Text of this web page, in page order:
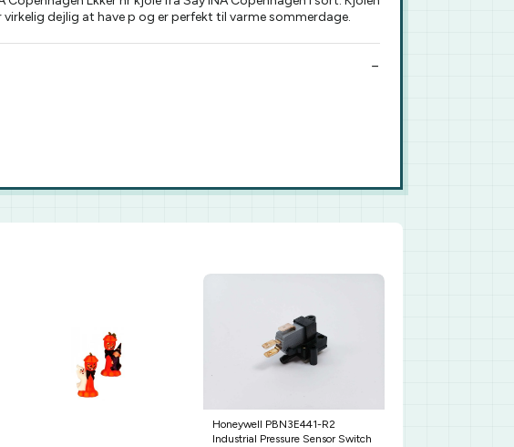
virkelig dejlig at have p og er perfekt til varme sommerdage.
Honeywell PBN3E441-R2
Industrial Pressure Sensor Switch